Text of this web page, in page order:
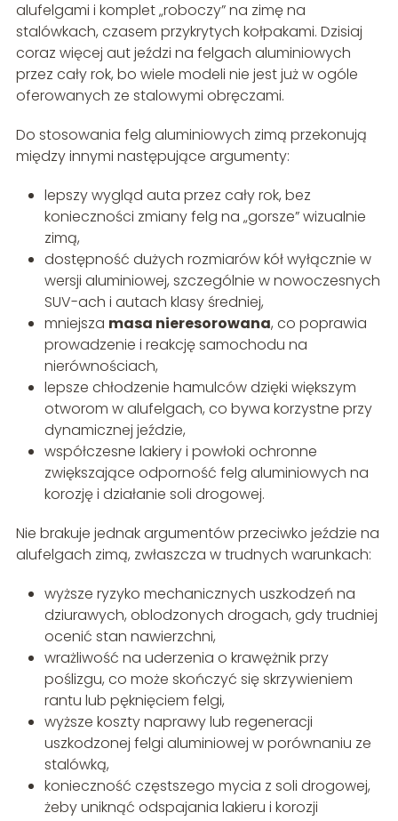
alufelgami i komplet „roboczy” na zimę na
stalówkach, czasem przykrytych kołpakami. Dzisiaj
coraz więcej aut jeździ na felgach aluminiowych
przez cały rok, bo wiele modeli nie jest już w ogóle
oferowanych ze stalowymi obręczami.
Do stosowania felg aluminiowych zimą przekonują
między innymi następujące argumenty:
lepszy wygląd auta przez cały rok, bez
konieczności zmiany felg na „gorsze” wizualnie
zimą,
dostępność dużych rozmiarów kół wyłącznie w
wersji aluminiowej, szczególnie w nowoczesnych
SUV-ach i autach klasy średniej,
mniejsza masa nieresorowana, co poprawia
prowadzenie i reakcję samochodu na
nierównościach,
lepsze chłodzenie hamulców dzięki większym
otworom w alufelgach, co bywa korzystne przy
dynamicznej jeździe,
współczesne lakiery i powłoki ochronne
zwiększające odporność felg aluminiowych na
korozję i działanie soli drogowej.
Nie brakuje jednak argumentów przeciwko jeździe na
alufelgach zimą, zwłaszcza w trudnych warunkach:
wyższe ryzyko mechanicznych uszkodzeń na
dziurawych, oblodzonych drogach, gdy trudniej
ocenić stan nawierzchni,
wrażliwość na uderzenia o krawężnik przy
poślizgu, co może skończyć się skrzywieniem
rantu lub pęknięciem felgi,
wyższe koszty naprawy lub regeneracji
uszkodzonej felgi aluminiowej w porównaniu ze
stalówką,
konieczność częstszego mycia z soli drogowej,
żeby uniknąć odspajania lakieru i korozji